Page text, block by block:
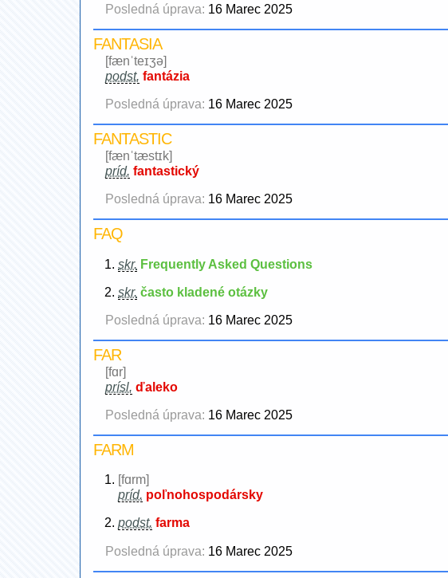
Posledná úprava: 16 Marec 2025
FANTASIA
[fænˈteɪʒə]
podst. fantázia
Posledná úprava: 16 Marec 2025
FANTASTIC
[fænˈtæstɪk]
príd. fantastický
Posledná úprava: 16 Marec 2025
FAQ
skr. Frequently Asked Questions
skr. často kladené otázky
Posledná úprava: 16 Marec 2025
FAR
[fɑr]
prísl. ďaleko
Posledná úprava: 16 Marec 2025
FARM
[fɑrm]
príd. poľnohospodársky
podst. farma
Posledná úprava: 16 Marec 2025